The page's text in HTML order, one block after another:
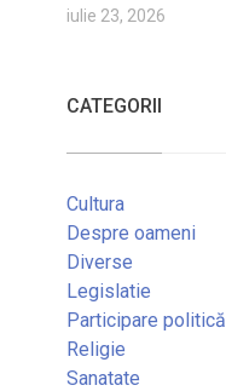
iulie 23, 2026
CATEGORII
Cultura
Despre oameni
Diverse
Legislatie
Participare politică
Religie
Sanatate